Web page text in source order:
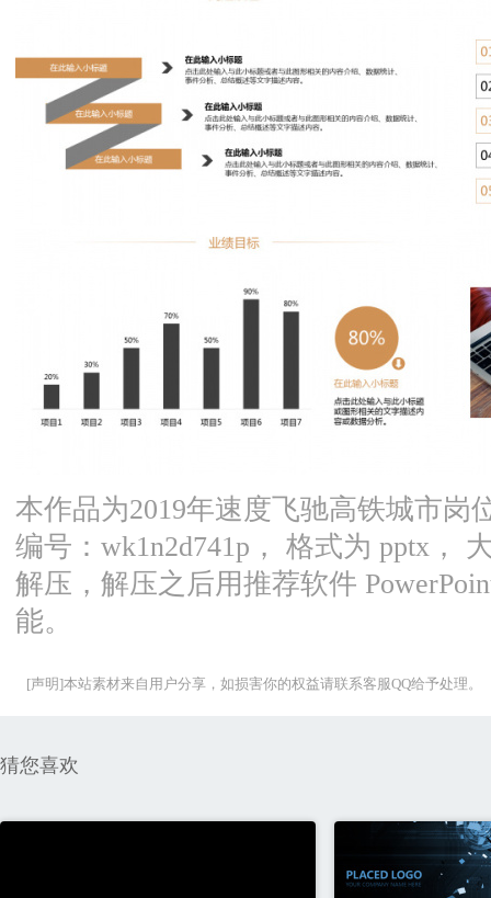
本作品为2019年速度飞驰高铁城市岗
编号：wk1n2d741p， 格式为 pptx，
解压，解压之后用推荐软件
能。
[声明]本站素材来自用户分享，如损害你的权益请联系客服QQ给予处理。
猜您喜欢